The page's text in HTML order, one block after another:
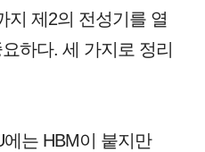
지 제2의 전성기를 열
하다. 세 가지로 정리
는 HBM이 붙지만